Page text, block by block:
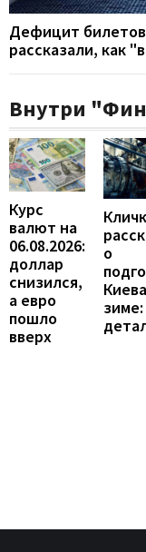
Дефицит билетов
рассказали, как
Внутри
Курс
валют на
06.08.2026:
доллар
снизился,
а евро
пошло
вверх
о
зиме: